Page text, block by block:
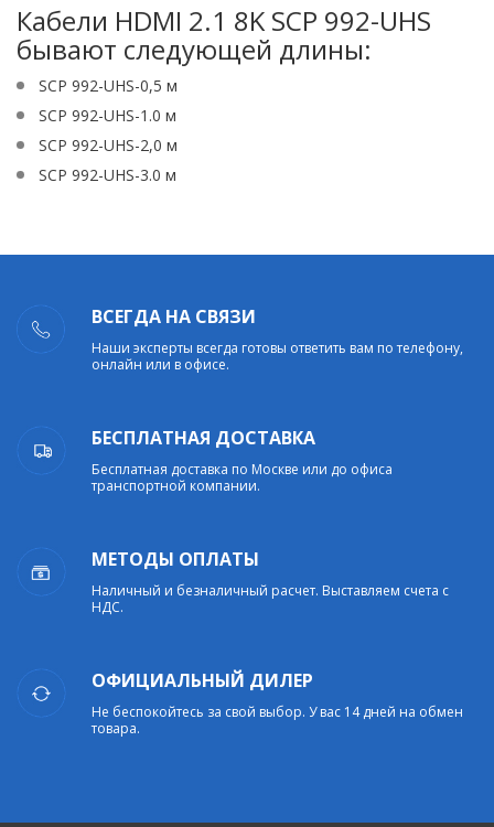
Кабели HDMI 2.1 8K SCP 992-UHS
бывают следующей длины:
SCP 992-UHS-0,5 м
SCP 992-UHS-1.0 м
SCP 992-UHS-2,0 м
SCP 992-UHS-3.0 м
ВСЕГДА НА СВЯЗИ
Наши эксперты всегда готовы ответить вам по телефону,
онлайн или в офисе.
БЕСПЛАТНАЯ ДОСТАВКА
Бесплатная доставка по Москве или до офиса
транспортной компании.
МЕТОДЫ ОПЛАТЫ
Наличный и безналичный расчет. Выставляем счета с
НДС.
ОФИЦИАЛЬНЫЙ ДИЛЕР
Не беспокойтесь за свой выбор. У вас 14 дней на обмен
товара.